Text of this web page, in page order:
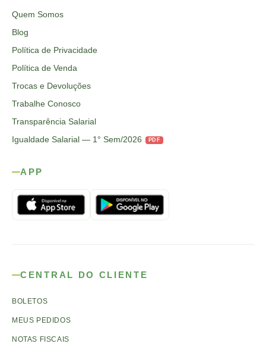
Quem Somos
Blog
Política de Privacidade
Política de Venda
Trocas e Devoluções
Trabalhe Conosco
Transparência Salarial
Igualdade Salarial — 1° Sem/2026
PDF
APP
CENTRAL DO CLIENTE
BOLETOS
MEUS PEDIDOS
NOTAS FISCAIS